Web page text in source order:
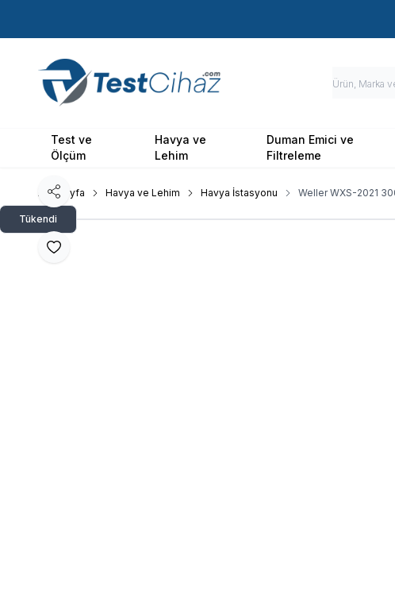
Test ve
Ölçüm
Havya ve
Lehim
Duman Emici ve
Filtreleme
Ana Sayfa Havya ve Lehim Havya İstasyonu Weller WXS-2021
Favoriye Ekle
Paylaş
Tükendi